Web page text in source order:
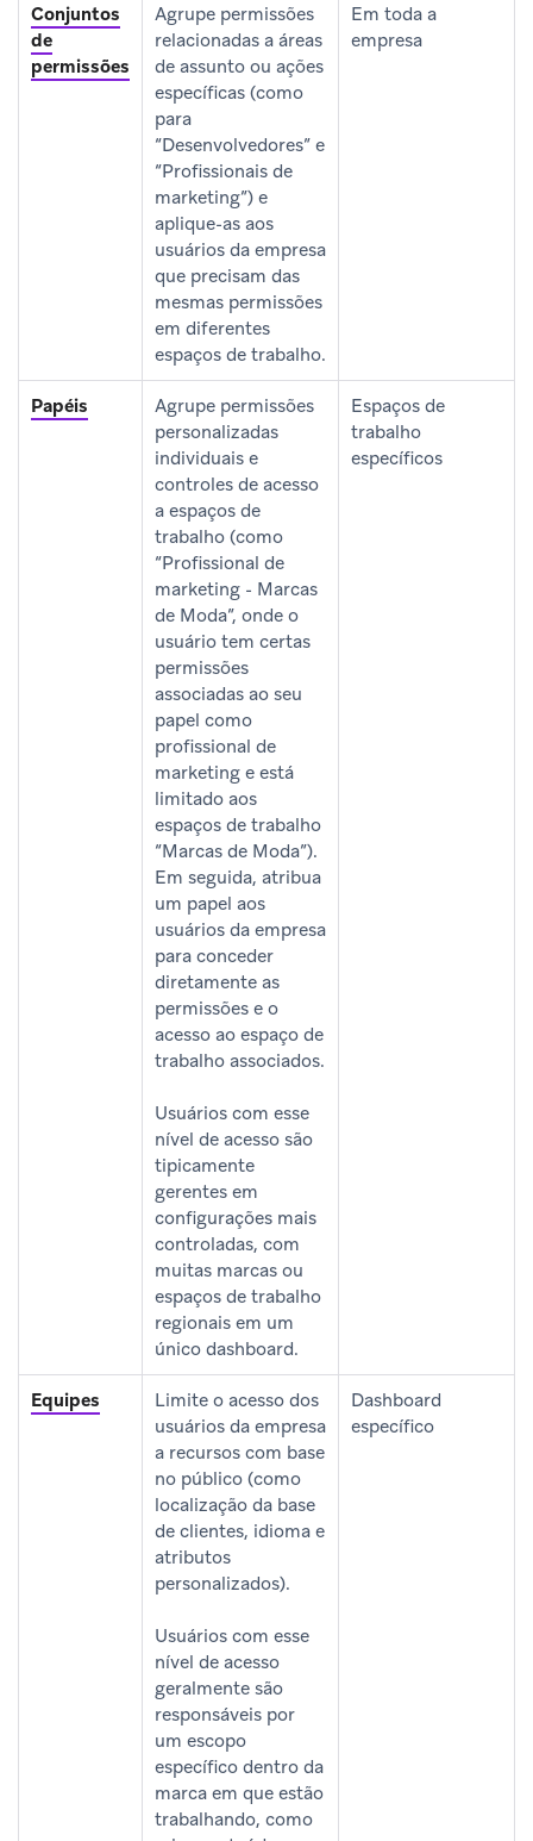
Conjuntos
de
permissões
Agrupe permissões
relacionadas a áreas
de assunto ou ações
específicas (como
para
“Desenvolvedores” e
“Profissionais de
marketing”) e
aplique-as aos
usuários da empresa
que precisam das
mesmas permissões
em diferentes
espaços de trabalho.
Em toda a
empresa
Papéis
Agrupe permissões
personalizadas
individuais e
controles de acesso
a espaços de
trabalho (como
“Profissional de
marketing - Marcas
de Moda”, onde o
usuário tem certas
permissões
associadas ao seu
papel como
profissional de
marketing e está
limitado aos
espaços de trabalho
“Marcas de Moda”).
Em seguida, atribua
um papel aos
usuários da empresa
para conceder
diretamente as
permissões e o
acesso ao espaço de
trabalho associados.
Usuários com esse
nível de acesso são
tipicamente
gerentes em
configurações mais
controladas, com
muitas marcas ou
espaços de trabalho
regionais em um
único dashboard.
Espaços de
trabalho
específicos
Equipes
Limite o acesso dos
usuários da empresa
a recursos com base
no público (como
localização da base
de clientes, idioma e
atributos
personalizados).
Usuários com esse
nível de acesso
geralmente são
responsáveis por
um escopo
específico dentro da
marca em que estão
trabalhando, como
Dashboard
específico